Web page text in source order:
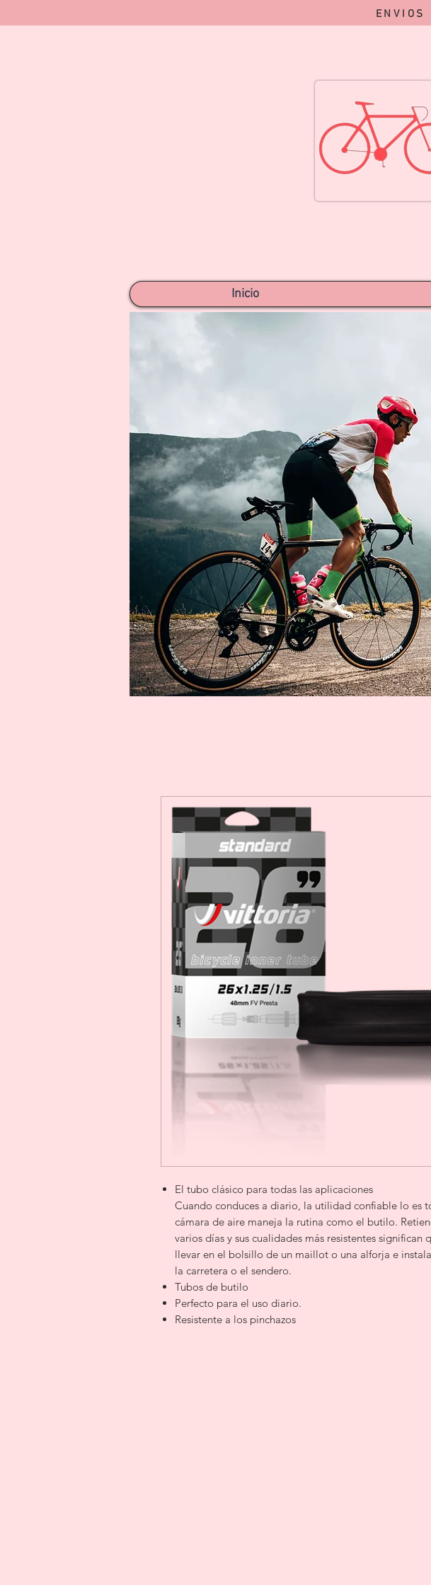
ENVIOS
Inicio
El tubo clásico para todas las aplicaciones
Cuando conduces a diario, la utilidad confiable lo es
cámara de aire maneja la rutina como el butilo.
varios días y sus cualidades más resistentes significan
llevar en el bolsillo de un maillot o una alforja e
la carretera o el sendero.
Tubos de butilo
Perfecto para el uso diario.
Resistente a los pinchazos